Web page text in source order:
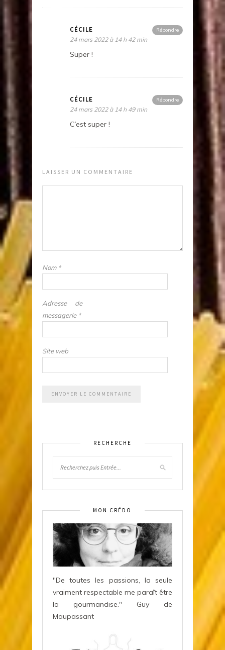
Répondre
CÉCILE
24 mars 2022 à 14 h 42 min
Super !
Répondre
CÉCILE
24 mars 2022 à 14 h 49 min
C’est super !
LAISSER UN COMMENTAIRE
Nom *
Adresse de
messagerie *
Site web
RECHERCHE
MON CRÉDO
"De toutes les passions, la seule
vraiment respectable me paraît être
la gourmandise." Guy de
Maupassant